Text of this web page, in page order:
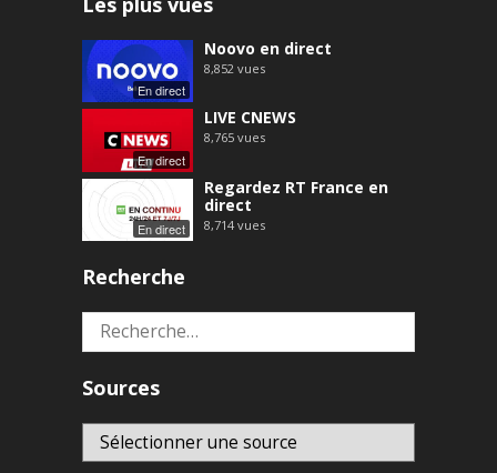
En direct
Noovo en direct
8,852 vues
En direct
LIVE CNEWS
8,765 vues
En direct
Regardez RT France en
direct
8,714 vues
Recherche
Rechercher :
Sources